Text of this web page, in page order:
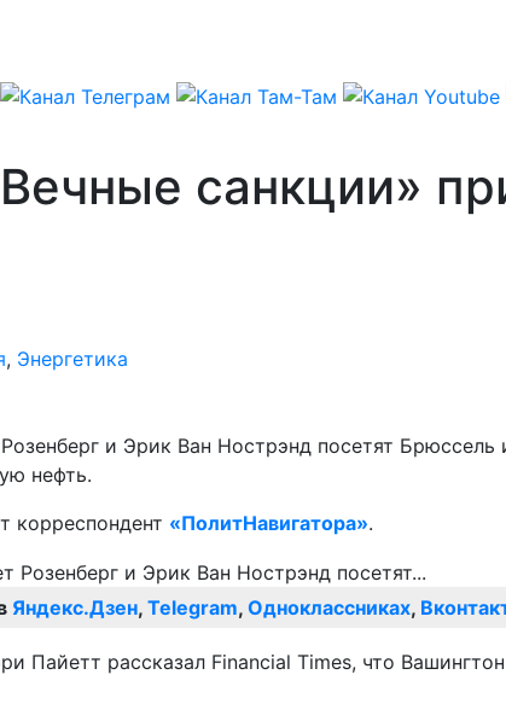
санкции»
, Энергетика
и Эрик Ван Нострэнд посетят Брюссель
нефть.
корреспондент «ПолитНавигатора».
Яндекс.Дзен, Telegram, Одноклассниках,
рассказал Financial Times, что